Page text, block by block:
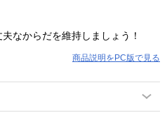
なからだを維持しましょう！
商品説明をPC版で見る